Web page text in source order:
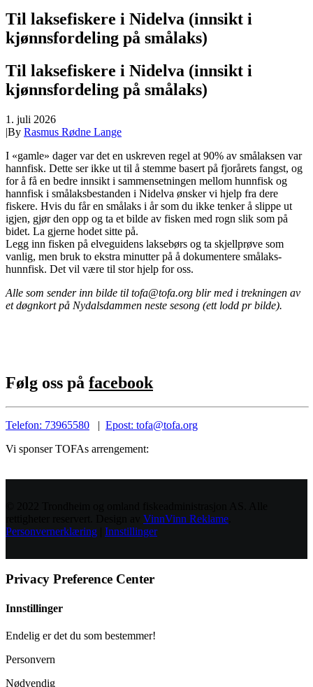
Til laksefiskere i Nidelva (innsikt i
kjønnsfordeling på smålaks)
Til laksefiskere i Nidelva (innsikt i
kjønnsfordeling på smålaks)
1. juli 2026
|By Rasmus Rødne Lange
I «gamle» dager var det en uskreven regel at 90% av smålaksen var
hannfisk. Dette ser ikke ut til å stemme basert på fjorårets fangst, og
for å få en bedre innsikt i sammensetningen mellom hunnfisk og
hannfisk i smålaksbestanden i Nidelva ønsker vi hjelp fra dere
fiskere. Hvis du får en smålaks i år som du ikke tenker å slippe ut
igjen, gjør den opp og ta et bilde av fisken med rogn slik som på
bidet. La gjerne hodet sitte på.
Legg inn fisken på elveguidens laksebørs og ta skjellprøve som
vanlig, men bruk to ekstra minutter på å dokumentere smålaks-
hunnfisk. Det vil være til stor hjelp for oss.
Alle som sender inn bilde til tofa@tofa.org blir med i trekningen av
et døgnkort på Nydalsdammen neste sesong (ett lodd pr bilde).
Følg oss på facebook
Telefon: 73965580 | Epost: tofa@tofa.org
Vi sponser TOFAs arrengement:
VinnVinn Reklame
Personvernerklæring
Innstillinger
Privacy Preference Center
Innstillinger
Endelig er det du som bestemmer!
Personvern
Nødvendig